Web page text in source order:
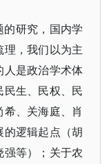
研究，国内学
，我们以为主
是政治学术体
生、民权、民
、关海庭、肖
逻辑起点（胡
等）；关于农